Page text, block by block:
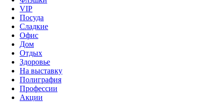
VIP
Посуда
Сладкие
Офис
Дом
Отдых
Здоровье
На выставку
Полиграфия
Профессии
Акции